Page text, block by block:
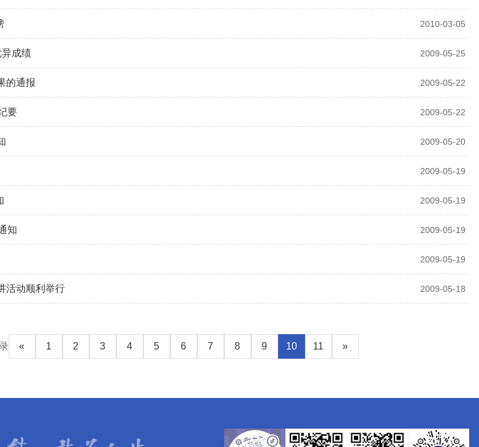
2010-03-05
成绩 2009-05-25
的通报 2009-05-22
要 2009-05-22
2009-05-20
2009-05-19
2009-05-19
知 2009-05-19
2009-05-19
活动顺利举行 2009-05-18
« 1 2 3 4 5 6 7 8 9 10 11 »